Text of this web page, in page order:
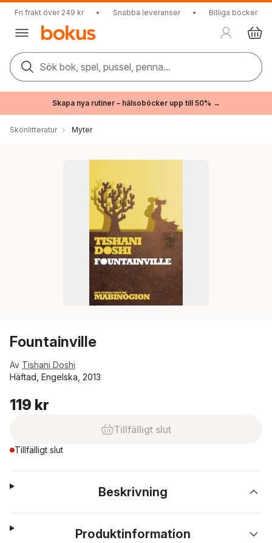
Fri frakt över 249 kr • Snabba leveranser • Billiga böcker
Sök bok, spel, pussel, penna...
Skapa nya rutiner – hälsoböcker upp till 50% →
Skönlitteratur Myter
Fountainville
Av Tishani Doshi
Häftad, Engelska, 2013
119 kr
Tillfälligt slut
Tillfälligt slut
Beskrivning
Produktinformation